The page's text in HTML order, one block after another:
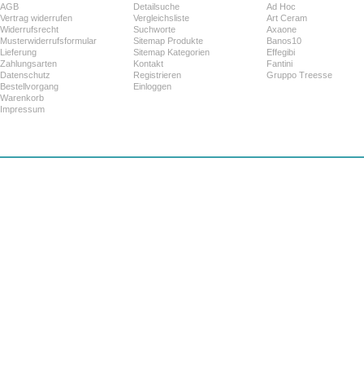
AGB
Vertrag widerrufen
Widerrufsrecht
Musterwiderrufsformular
Lieferung
Zahlungsarten
Datenschutz
Bestellvorgang
Warenkorb
Impressum
Detailsuche
Vergleichsliste
Suchworte
Sitemap Produkte
Sitemap Kategorien
Kontakt
Registrieren
Einloggen
Ad Hoc
Art Ceram
Axaone
Banos10
Effegibi
Fantini
Gruppo Treesse